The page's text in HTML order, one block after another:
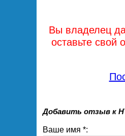
Вы владелец
оставьте свой
Добавить отзыв к
Ваше имя *: